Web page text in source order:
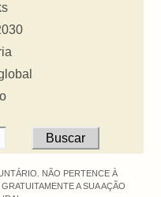
NÃO PERTENCE À
A SUA AÇÃO